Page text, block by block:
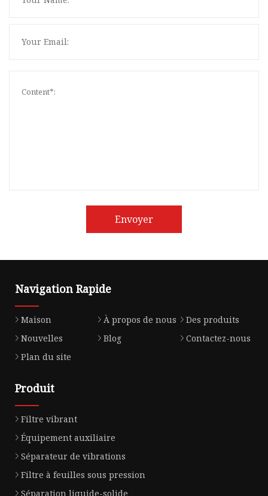
Envoyer
Navigation Rapide
Maison À propos de nous
Des produits
Nouvelles
Blog
Contactez-nous
Plan du site
Produit
Filtre vibrant
Équipement auxiliaire
Séparateur de vibrations
Filtre à feuilles sous pression
Séparation liquide-solide